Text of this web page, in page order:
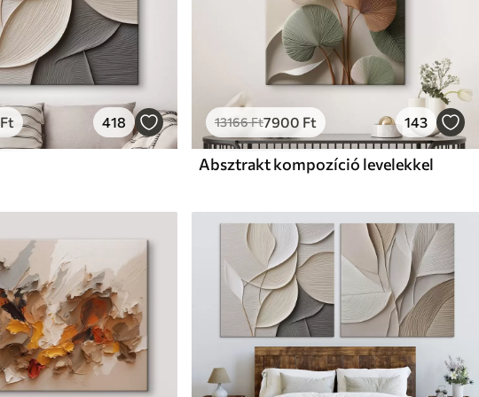
Ft 418 13166Ft7900 Ft 143
Absztrakt kompozíció levelekkel